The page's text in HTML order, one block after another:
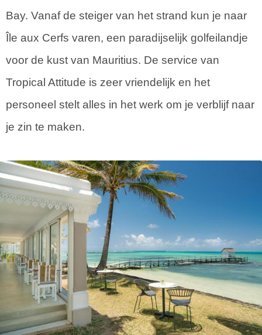
Bay. Vanaf de steiger van het strand kun je naar
Île aux Cerfs varen, een paradijselijk golfeilandje
voor de kust van Mauritius. De service van
Tropical Attitude is zeer vriendelijk en het
personeel stelt alles in het werk om je verblijf naar
je zin te maken.